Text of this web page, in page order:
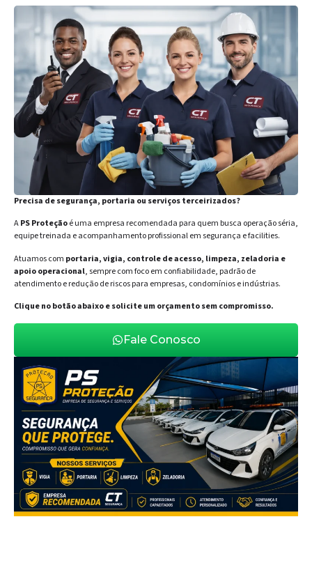
Precisa de segurança, portaria ou serviços terceirizados?
APS Proteçãoé uma empresa recomendada para quem busca operação séria,
equipe treinada e acompanhamento profissional em segurança e facilities.
Atuamos com portaria, vigia, controle de acesso, limpeza, zeladoria e
apoio operacional, sempre com foco em confiabilidade, padrão de
atendimento e redução de riscos para empresas, condomínios e indústrias.
Clique no botão abaixo e solicite um orçamento sem compromisso.
Fale Conosco